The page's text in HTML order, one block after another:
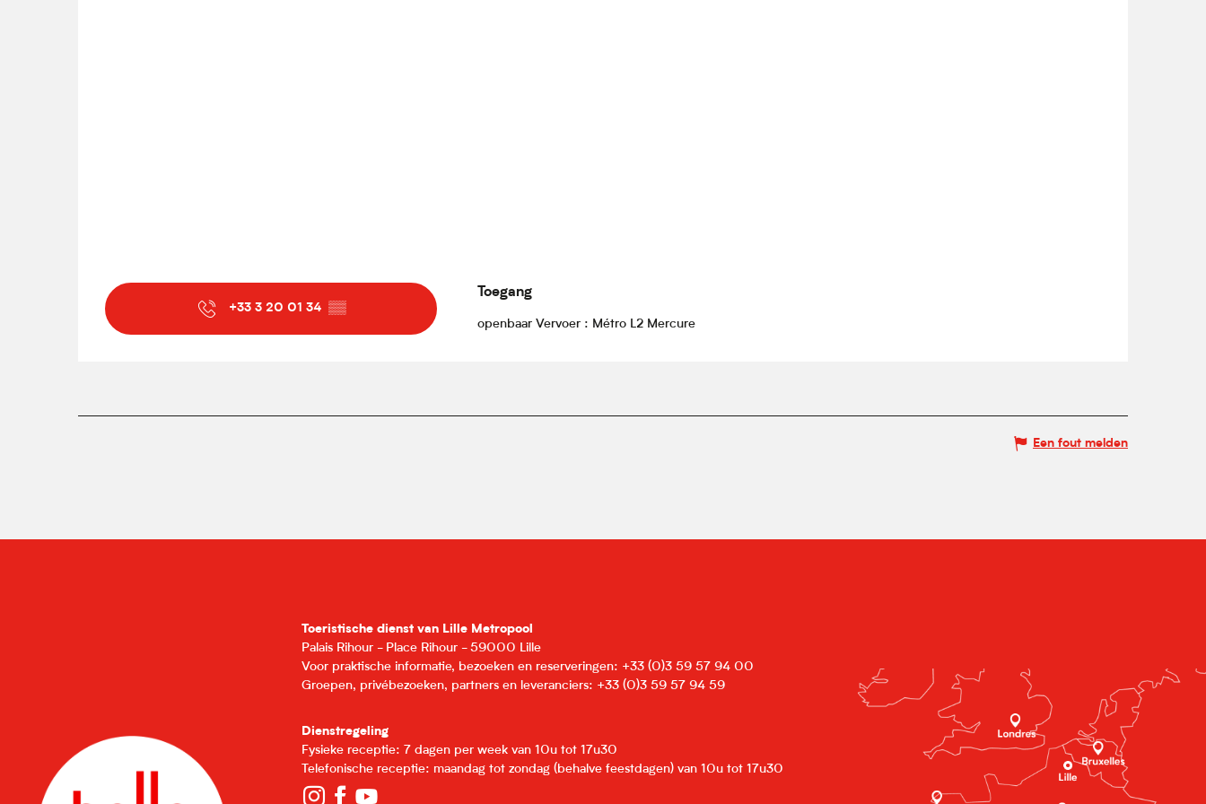
+33 3 20 01 34 ▒▒
Toegang
Toegang
openbaar Vervoer : Métro L2 Mercure
Een fout melden
Toeristische dienst van Lille Metropool
Palais Rihour - Place Rihour - 59000 Lille
Voor praktische informatie, bezoeken en reserveringen: +33 (0)3 59 57 94 00
Groepen, privébezoeken, partners en leveranciers: +33 (0)3 59 57 94 59
Dienstregeling
Fysieke receptie: 7 dagen per week van 10u tot 17u30
Telefonische receptie: maandag tot zondag (behalve feestdagen) van 10u tot 17u30